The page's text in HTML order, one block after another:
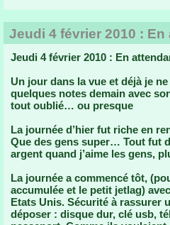
Jeudi 4 février 2010 :
Jeudi 4 février 2010 : En
Un jour dans la vue et déjà je
quelques notes demain avec
tout oublié… ou presque
La journée d’hier fut riche en
Que des gens super… Tout fut
argent quand j’aime les gens,
La journée a commencé tôt,
accumulée et le petit jetlag)
Etats Unis. Sécurité à rassurer
déposer : disque dur, clé usb,